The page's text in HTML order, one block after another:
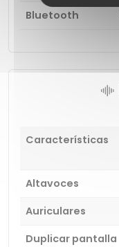
Bluetooth
Características
Altavoces
Auriculares
Duplicar pantalla